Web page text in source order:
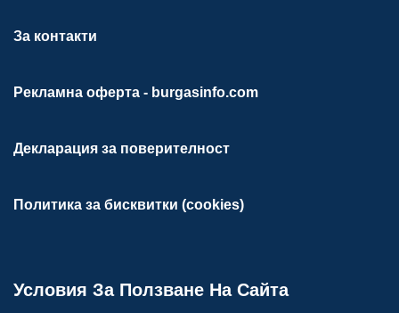
За контакти
Рекламна оферта - burgasinfo.com
Декларация за поверителност
Политика за бисквитки (cookies)
Условия За Ползване На Сайта